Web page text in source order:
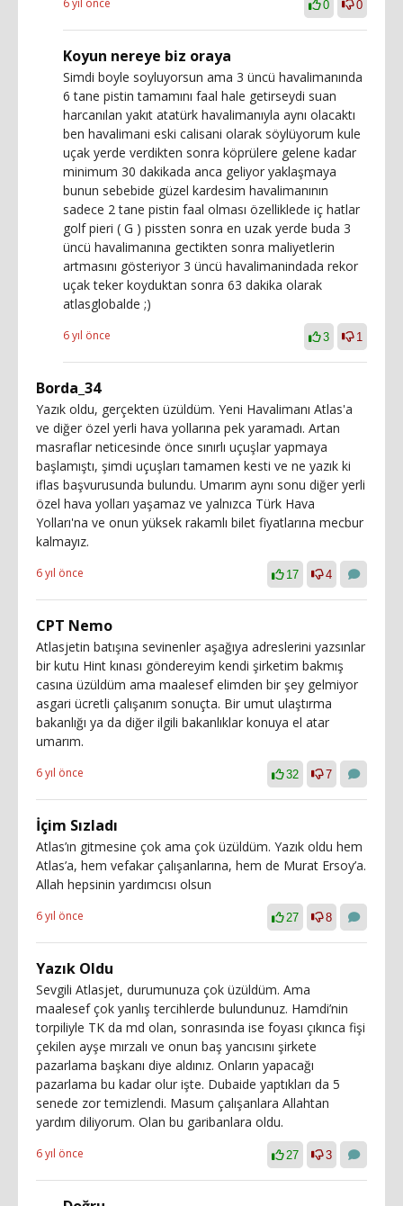
0 0
Koyun nereye biz oraya
Simdi boyle soyluyorsun ama 3 üncü havalimanında
6 tane pistin tamamını faal hale getirseydi suan
harcanılan yakıt atatürk havalimanıyla aynı olacaktı
ben havalimani eski calisani olarak söylüyorum kule
uçak yerde verdikten sonra köprülere gelene kadar
minimum 30 dakikada anca geliyor yaklaşmaya
bunun sebebide güzel kardesim havalimanının
sadece 2 tane pistin faal olması özelliklede iç hatlar
golf pieri ( G ) pissten sonra en uzak yerde buda 3
üncü havalimanına gectikten sonra maliyetlerin
artmasını gösteriyor 3 üncü havalimanindada rekor
uçak teker koyduktan sonra 63 dakika olarak
atlasglobalde ;)
6 yıl önce 3 1
Borda_34
Yazık oldu, gerçekten üzüldüm. Yeni Havalimanı Atlas'a
ve diğer özel yerli hava yollarına pek yaramadı. Artan
masraflar neticesinde önce sınırlı uçuşlar yapmaya
başlamıştı, şimdi uçuşları tamamen kesti ve ne yazık ki
iflas başvurusunda bulundu. Umarım aynı sonu diğer yerli
özel hava yolları yaşamaz ve yalnızca Türk Hava
Yolları'na ve onun yüksek rakamlı bilet fiyatlarına mecbur
kalmayız.
6 yıl önce 17 4
CPT Nemo
Atlasjetin batışına sevinenler aşağıya adreslerini yazsınlar
bir kutu Hint kınası göndereyim kendi şirketim bakmış
casına üzüldüm ama maalesef elimden bir şey gelmiyor
asgari ücretli çalışanım sonuçta. Bir umut ulaştırma
bakanlığı ya da diğer ilgili bakanlıklar konuya el atar
umarım.
6 yıl önce 32 7
İçim Sızladı
Atlas’ın gitmesine çok ama çok üzüldüm. Yazık oldu hem
Atlas’a, hem vefakar çalışanlarına, hem de Murat Ersoy’a.
Allah hepsinin yardımcısı olsun
6 yıl önce 27 8
Yazık Oldu
Sevgili Atlasjet, durumunuza çok üzüldüm. Ama
maalesef çok yanlış tercihlerde bulundunuz. Hamdi’nin
torpiliyle TK da md olan, sonrasında ise foyası çıkınca fişi
çekilen ayşe mırzalı ve onun baş yancısını şirkete
pazarlama başkanı diye aldınız. Onların yapacağı
pazarlama bu kadar olur işte. Dubaide yaptıkları da 5
senede zor temizlendi. Masum çalışanlara Allahtan
yardım diliyorum. Olan bu garibanlara oldu.
6 yıl önce 27 3